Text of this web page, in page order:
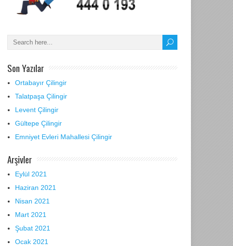
Son Yazılar
Ortabayır Çilingir
Talatpaşa Çilingir
Levent Çilingir
Gültepe Çilingir
Emniyet Evleri Mahallesi Çilingir
Arşivler
Eylül 2021
Haziran 2021
Nisan 2021
Mart 2021
Şubat 2021
Ocak 2021